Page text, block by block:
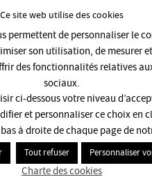
DÉJÀ 32142
personnes soutiennent la
LE SUICIDE DES
AUSSI, JE SOUTIENS
CLIQUANT ICI
Ce site web utilise des cookies
permettent de personnaliser le
son utilisation, de mesurer
des fonctionnalités relatives
sociaux.
ci-dessous votre niveau
et personnaliser ce choix en
à droite de chaque page de
Tout refuser Personnaliser
Charte des cookies